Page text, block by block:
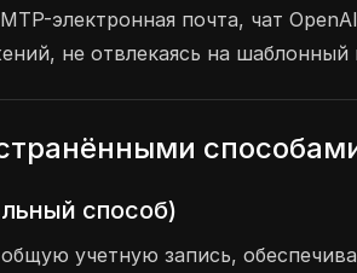
электронная почта, чат
не отвлекаясь на шаблонный
способ)
учетную запись,